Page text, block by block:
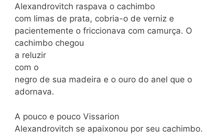
Alexandrovitch raspava o cachimbo
com limas de prata, cobria-o de verniz e
pacientemente o friccionava com camurça. O
cachimbo chegou
a reluzir
com o
negro de sua madeira e o ouro do anel que o
adornava.
A pouco e pouco Vissarion
Alexandrovitch se apaixonou por seu cachimbo.